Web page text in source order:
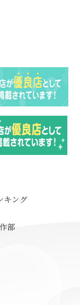
キング